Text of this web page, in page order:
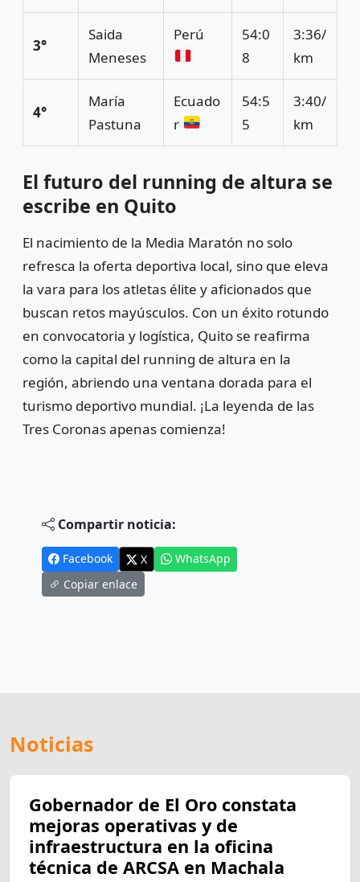
3°
Saida
Meneses
Perú
54:0
8
3:36/
km
4°
María
Pastuna
Ecuado
r
54:5
5
3:40/
km
El futuro del running de altura se
escribe en Quito
El nacimiento de la Media Maratón no solo
refresca la oferta deportiva local, sino que eleva
la vara para los atletas élite y aficionados que
buscan retos mayúsculos. Con un éxito rotundo
en convocatoria y logística, Quito se reafirma
como la capital del running de altura en la
región, abriendo una ventana dorada para el
turismo deportivo mundial. ¡La leyenda de las
Tres Coronas apenas comienza!
Compartir noticia:
Facebook X
WhatsApp
Copiar enlace
Noticias
Gobernador de El Oro constata
mejoras operativas y de
infraestructura en la oficina
técnica de ARCSA en Machala